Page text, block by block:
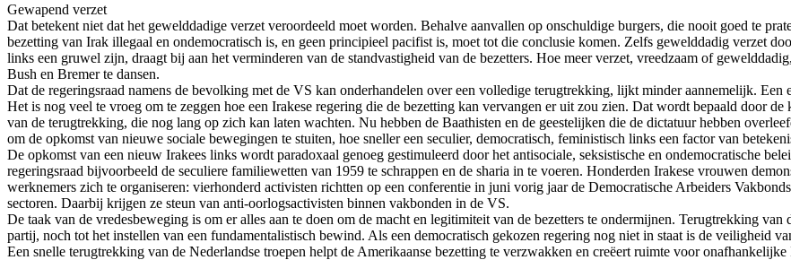
Gewapend verzet
Dat betekent niet dat het gewelddadige verzet veroordeeld moet worden. Behalve aanvallen op onschuldige burgers, die nooit goed te
bezetting van Irak illegaal en ondemocratisch is, en geen principieel pacifist is, moet tot die conclusie komen. Zelfs gewelddadig verzet
links een gruwel zijn, draagt bij aan het verminderen van de standvastigheid van de bezetters. Hoe meer verzet, vreedzaam of
Bush en Bremer te dansen.
Dat de regeringsraad namens de bevolking met de VS kan onderhandelen over een volledige terugtrekking, lijkt minder aannemelijk.
Het is nog veel te vroeg om te zeggen hoe een Irakese regering die de bezetting kan vervangen er uit zou zien. Dat wordt bepaald door
van de terugtrekking, die nog lang op zich kan laten wachten. Nu hebben de Baathisten en de geestelijken die de dictatuur hebben
om de opkomst van nieuwe sociale bewegingen te stuiten, hoe sneller een seculier, democratisch, feministisch links een factor van
De opkomst van een nieuw Irakees links wordt paradoxaal genoeg gestimuleerd door het antisociale, seksistische en ondemocratische
regeringsraad bijvoorbeeld de seculiere familiewetten van 1959 te schrappen en de sharia in te voeren. Honderden Irakese vrouwen
werknemers zich te organiseren: vierhonderd activisten richtten op een conferentie in juni vorig jaar de Democratische Arbeiders
sectoren. Daarbij krijgen ze steun van anti-oorlogsactivisten binnen vakbonden in de VS.
De taak van de vredesbeweging is om er alles aan te doen om de macht en legitimiteit van de bezetters te ondermijnen. Terugtrekking
partij, noch tot het instellen van een fundamentalistisch bewind. Als een democratisch gekozen regering nog niet in staat is de veiligheid
Een snelle terugtrekking van de Nederlandse troepen helpt de Amerikaanse bezetting te verzwakken en creëert ruimte voor